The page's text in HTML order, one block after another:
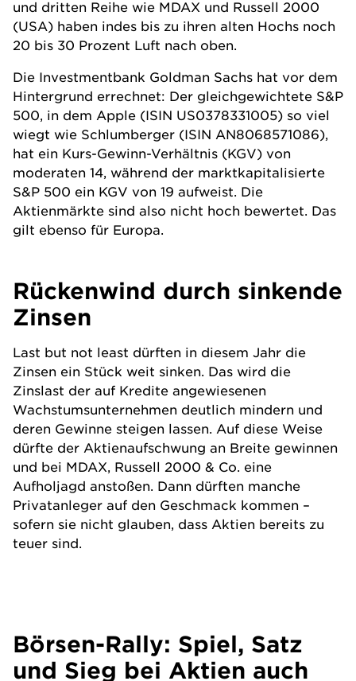
und dritten Reihe wie MDAX und Russell 2000
(USA) haben indes bis zu ihren alten Hochs noch
20 bis 30 Prozent Luft nach oben.
Die Investmentbank Goldman Sachs hat vor dem
Hintergrund errechnet: Der gleichgewichtete S&P
500, in dem Apple (ISIN US0378331005) so viel
wiegt wie Schlumberger (ISIN AN8068571086),
hat ein Kurs-Gewinn-Verhältnis (KGV) von
moderaten 14, während der marktkapitalisierte
S&P 500 ein KGV von 19 aufweist. Die
Aktienmärkte sind also nicht hoch bewertet. Das
gilt ebenso für Europa.
Rückenwind durch sinkende
Zinsen
Last but not least dürften in diesem Jahr die
Zinsen ein Stück weit sinken. Das wird die
Zinslast der auf Kredite angewiesenen
Wachstumsunternehmen deutlich mindern und
deren Gewinne steigen lassen. Auf diese Weise
dürfte der Aktienaufschwung an Breite gewinnen
und bei MDAX, Russell 2000 & Co. eine
Aufholjagd anstoßen. Dann dürften manche
Privatanleger auf den Geschmack kommen –
sofern sie nicht glauben, dass Aktien bereits zu
teuer sind.
Börsen-Rally: Spiel, Satz
und Sieg bei Aktien auch